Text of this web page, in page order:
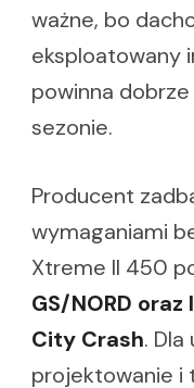
ważne, bo
eksploatowany
powinna
sezonie.
Producent
wymaganiami
Xtreme II 450
GS/NORD oraz
City Crash.
projektowanie